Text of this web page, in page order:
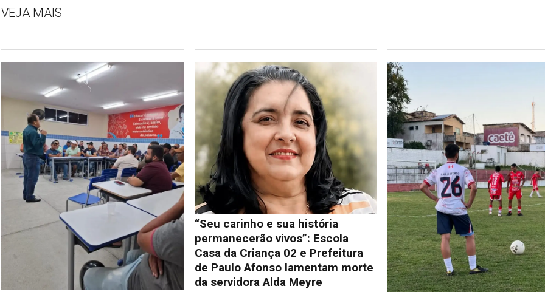
VEJA MAIS
“Seu carinho e sua história
permanecerão vivos”: Escola
Casa da Criança 02 e Prefeitura
de Paulo Afonso lamentam morte
da servidora Alda Meyre